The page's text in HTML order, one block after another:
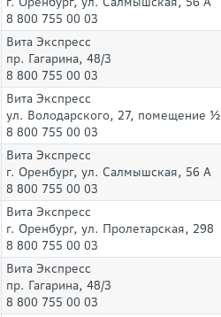
8 800 755 00 03
Вита Экспресс
пр. Гагарина, 48/3
8 800 755 00 03
Вита Экспресс
ул. Володарского, 27, помещение ½
8 800 755 00 03
Вита Экспресс
г. Оренбург, ул. Салмышская, 56 А
8 800 755 00 03
Вита Экспресс
г. Оренбург, ул. Пролетарская, 298
8 800 755 00 03
Вита Экспресс
пр. Гагарина, 48/3
8 800 755 00 03